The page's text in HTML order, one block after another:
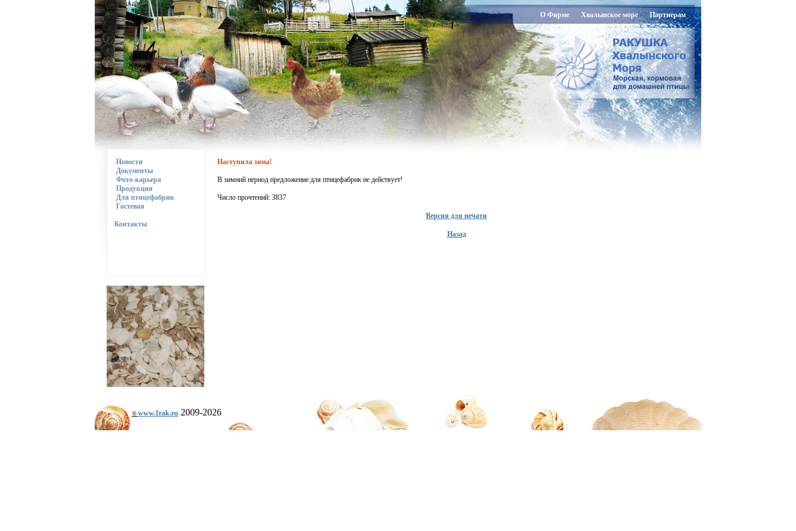
О Фирме Хвалынское море Партнерам
Новости
Документы
Фото-карьера
Продукция
Для птицефабрик
Гостевая
Контакты
Наступила зима!
В зимний период предложение для птицефабрик не действует!
Число прочтений: 3837
Версия для печати
Назад
©www.1rak.ru 2009-2026